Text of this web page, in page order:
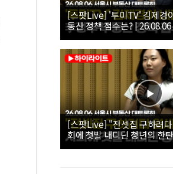
[스팟Live] '투미TV' 김제경
동산 정책 점수는? |
대토론회
[스팟Live] "전셋집 구하려
회에 첫발 내디딘 청년의 한
시 부동산 대토론회